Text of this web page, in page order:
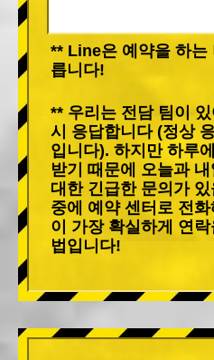
** Line은 예약을 하는
릅니다!
** 우리는 전담 팀이
시 응답합니다 (정상
입니다). 하지만 하루
받기 때문에 오늘과
대한 긴급한 문의가
중에 예약 센터로 전
이 가장 확실하게 연
법입니다!